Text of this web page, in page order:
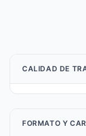
CALIDAD DE
FORMATO Y